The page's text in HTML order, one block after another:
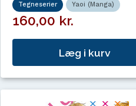
Tegneserier Yaoi (Manga)
160,00 kr.
Læg i kurv